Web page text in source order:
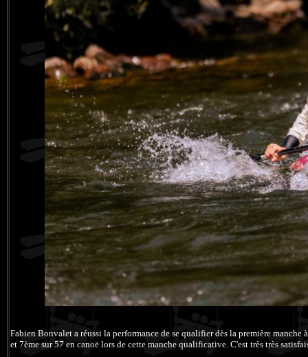
Fabien Bonvalet a réussi la performance de se qualifier dès la première
et 7ème sur 57 en canoë lors de cette manche qualificative. C'est très très